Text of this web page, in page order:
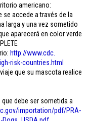
americano:
se accede a través de la
larga y una vez sometido
aparecerá en color verde
http://www.cdc.
risk-countries.html
que su mascota realice
debe ser sometida a
importation/pdf/PRA-